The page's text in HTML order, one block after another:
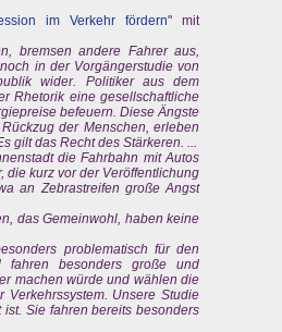
im Verkehr fördern" mit
bremsen andere Fahrer aus,
in der Vorgängerstudie von
wider. Politiker aus dem
Rhetorik eine gesellschaftliche
befeuern. Diese Ängste
der Menschen, erleben
gilt das Recht des Stärkeren. ...
die Fahrbahn mit Autos
die kurz vor der Veröffentlichung
an Zebrastreifen große Angst
das Gemeinwohl, haben keine
problematisch für den
fahren besonders große und
machen würde und wählen die
Unsere Studie
Sie fahren bereits besonders